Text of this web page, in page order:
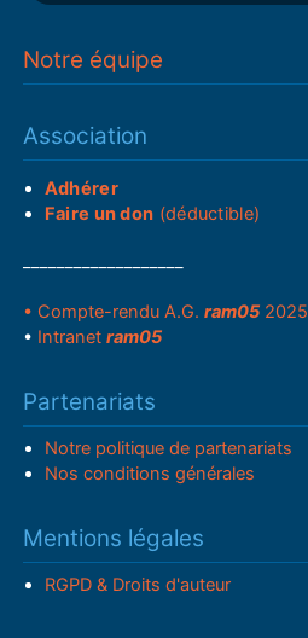
Notre équipe
Association
Adhérer
Faire un don (déductible)
• Compte-rendu A.G.ram05 2025
• Intranetram05
Partenariats
Notre politique de partenariats
Nos conditions générales
Mentions légales
RGPD & Droits d'auteur